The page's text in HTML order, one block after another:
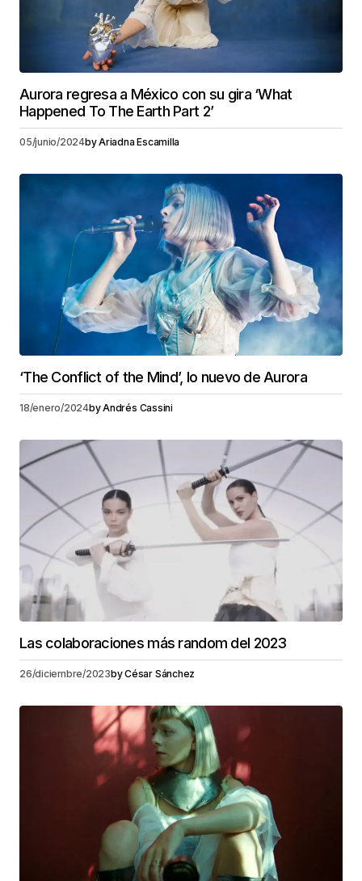
Aurora regresa a México con su gira ‘What
Happened To The Earth Part 2’
05/junio/2024byAriadna Escamilla
‘The Conflict of the Mind’, lo nuevo de Aurora
18/enero/2024byAndrés Cassini
Las colaboraciones más random del 2023
26/diciembre/2023byCésar Sánchez